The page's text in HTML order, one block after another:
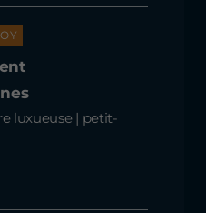
luxueuse | petit-